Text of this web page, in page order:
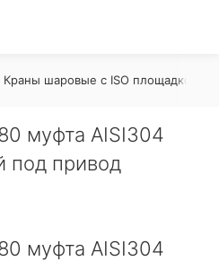
Краны шаровые с ISO площадкой
муфта AISI304
под привод
муфта AISI304